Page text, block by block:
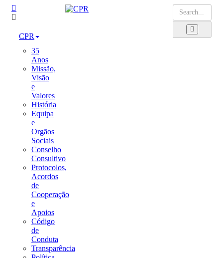
CPR
35
Anos
Missão,
Visão
e
Valores
História
Equipa
e
Orgãos
Sociais
Conselho
Consultivo
Protocolos,
Acordos
de
Cooperação
e
Apoios
Código
de
Conduta
Transparência